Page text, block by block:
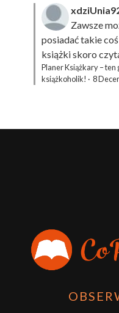
Zawsze
posiadać takie
książki skoro
Planer Książkary –
książkoholik! · 8